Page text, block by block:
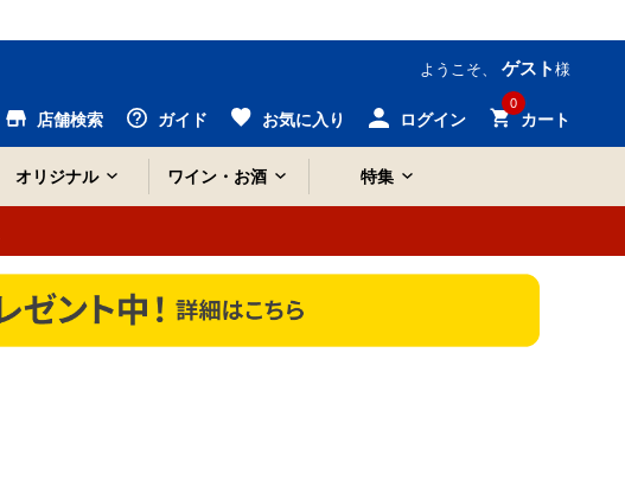
ようこそ、 ゲスト 様
店舗検索 ガイド お気に入り ログイン
0
カート
オリジナル ワイン・お酒 特集